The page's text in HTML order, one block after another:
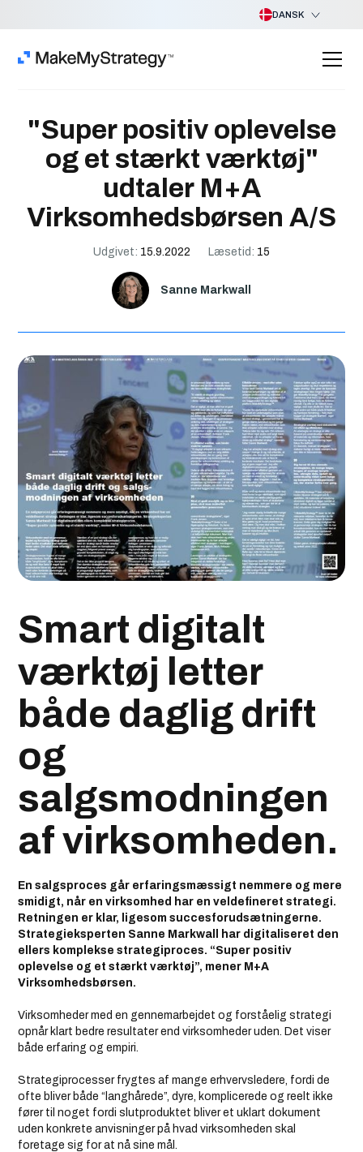
DANSK
"Super positiv oplevelse
og et stærkt værktøj"
udtaler M+A
Virksomhedsbørsen A/S
Udgivet: 15.9.2022 Læsetid: 15
Sanne Markwall
Smart digitalt
værktøj letter
både daglig drift
og
salgsmodningen
af virksomheden.
En salgsproces går erfaringsmæssigt nemmere og mere
smidigt, når en virksomhed har en veldefineret strategi.
Retningen er klar, ligesom succesforudsætningerne.
Strategieksperten Sanne Markwall har digitaliseret den
ellers komplekse strategiproces. “Super positiv
oplevelse og et stærkt værktøj”, mener M+A
Virksomhedsbørsen.
Virksomheder med en gennemarbejdet og forståelig strategi
opnår klart bedre resultater end virksomheder uden. Det viser
både erfaring og empiri.
Strategiprocesser frygtes af mange erhvervsledere, fordi de
ofte bliver både “langhårede”, dyre, komplicerede og reelt ikke
fører til noget fordi slutproduktet bliver et uklart dokument
uden konkrete anvisninger på hvad virksomheden skal
foretage sig for at nå sine mål.